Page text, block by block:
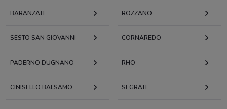
BARANZATE ROZZANO
SESTO SAN GIOVANNI CORNAREDO
PADERNO DUGNANO RHO
CINISELLO BALSAMO SEGRATE